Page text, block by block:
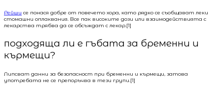
Рейши се понася добре от повечето хора, като рядко се съобщават леки
стомашни оплаквания. Все пак високите дози или взаимодействията с
лекарства трябва да се обсъждат с лекар.[1]
подходяща ли е гъбата за бременни и
кърмещи?
Липсват данни за безопасност при бременни и кърмещи, затова
употребата не се препоръчва в тези групи.[1]